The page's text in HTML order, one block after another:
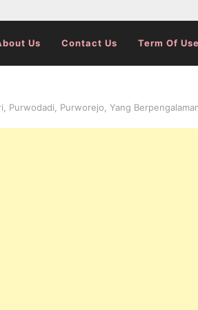
Us Contact Us Term Of Use
Purwodadi, Purworejo, Yang